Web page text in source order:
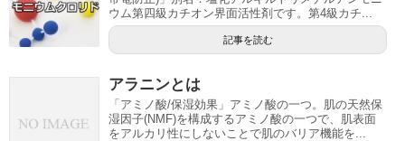
ウム第四級カチオン界面活性剤です。第4級カチ...
記事を読む
アラニンとは
「アミノ酸/保湿効果」アミノ酸の一つ。肌の天然保
湿因子(NMF)を構成するアミノ酸の一つで、肌表面
をアルカリ性にしないことで肌のバリア機能を...